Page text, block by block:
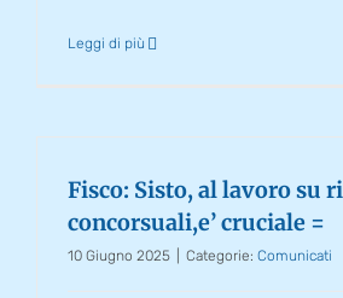
Leggi di più
Fisco: Sisto, al lavoro su
concorsuali,e’ cruciale =
10 Giugno 2025 Categorie: Comunicati